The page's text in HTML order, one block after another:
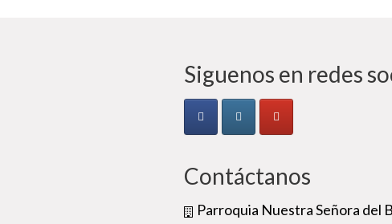
Siguenos en redes
Contáctanos
Parroquia Nuestra Señora del